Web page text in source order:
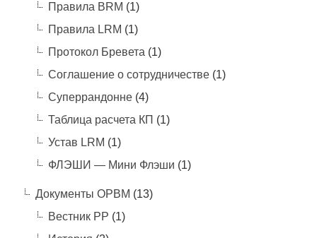
Правила BRM (1)
Правила LRM (1)
Протокол Бревета (1)
Соглашение о сотрудничестве(1)
Суперрандонне(4)
Таблица расчета КП (1)
Устав LRM (1)
ФЛЭШИ — Мини Флэши (1)
Документы ОРВМ (13)
Вестник РР (1)